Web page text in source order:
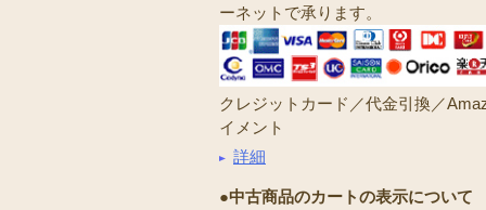
ーネットで承ります。
クレジットカード／代金引換／
イメント
詳細
●中古商品のカートの表示について